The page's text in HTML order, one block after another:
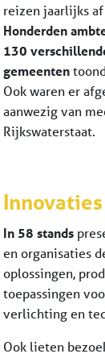
reizen jaarlijks af
Honderden
130
gemeenten
Ook waren er
aanwezig van
Rijkswaterstaat.
In 58 stands
en organisaties
oplossingen,
toepassingen
verlichting en
Ook lieten